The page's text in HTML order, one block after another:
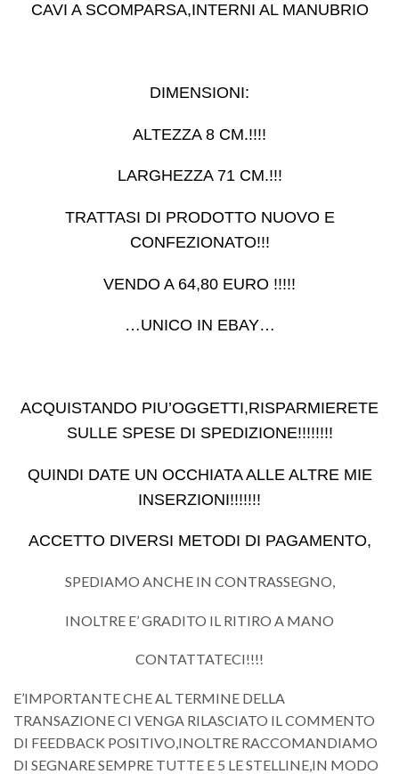
CAVI A SCOMPARSA,INTERNI AL MANUBRIO
DIMENSIONI:
ALTEZZA 8 CM.!!!!
LARGHEZZA 71 CM.!!!
TRATTASI DI PRODOTTO NUOVO E
CONFEZIONATO!!!
VENDO A 64,80 EURO !!!!!
…UNICO IN EBAY…
ACQUISTANDO PIU’OGGETTI,RISPARMIERETE
SULLE SPESE DI SPEDIZIONE!!!!!!!!
QUINDI DATE UN OCCHIATA ALLE ALTRE MIE
INSERZIONI!!!!!!!
ACCETTO DIVERSI METODI DI PAGAMENTO,
SPEDIAMO ANCHE IN CONTRASSEGNO,
INOLTRE E’ GRADITO IL RITIRO A MANO
CONTATTATECI!!!!
E’IMPORTANTE CHE AL TERMINE DELLA
TRANSAZIONE CI VENGA RILASCIATO IL COMMENTO
DI FEEDBACK POSITIVO,INOLTRE RACCOMANDIAMO
DI SEGNARE SEMPRE TUTTE E 5 LE STELLINE,IN MODO